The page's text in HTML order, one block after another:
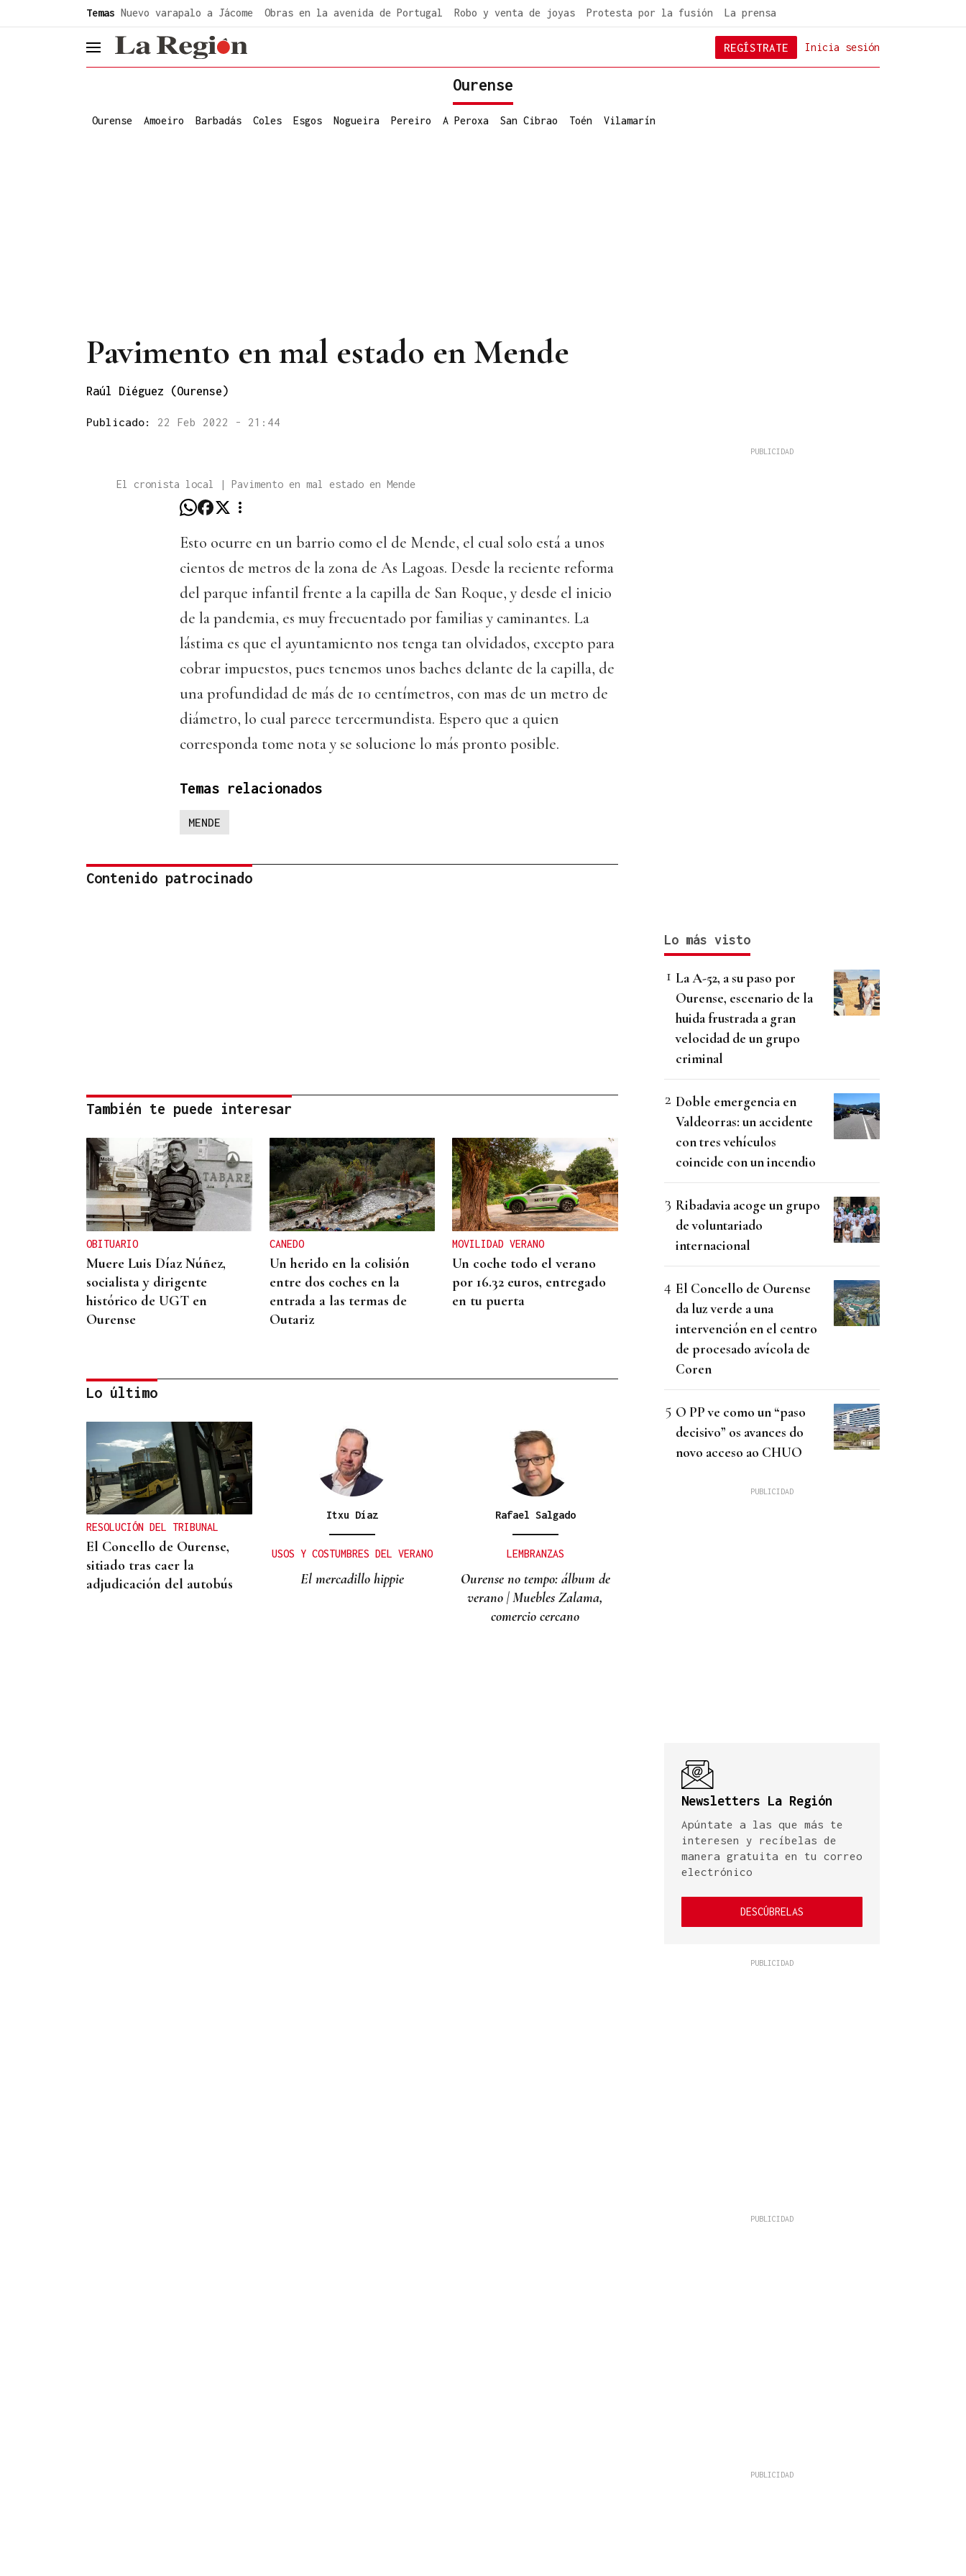
Temas Nuevo varapalo a Jácome Obras en la avenida de Portugal Robo y venta de joyas Protesta por la fusión La prensa
header.menu.open Inicia sesión
REGÍSTRATE
Ourense
Ourense Amoeiro Barbadás Coles Esgos Nogueira Pereiro A Peroxa San Cibrao Toén Vilamarín
Pavimento en mal estado en Mende
Raúl Diéguez (Ourense)
Publicado: 22 Feb 2022 - 21:44
El cronista local | Pavimento en mal estado en Mende
Esto ocurre en un barrio como el de Mende, el cual solo está a unos
cientos de metros de la zona de As Lagoas. Desde la reciente reforma
del parque infantil frente a la capilla de San Roque, y desde el inicio
de la pandemia, es muy frecuentado por familias y caminantes. La
lástima es que el ayuntamiento nos tenga tan olvidados, excepto para
cobrar impuestos, pues tenemos unos baches delante de la capilla, de
una profundidad de más de 10 centímetros, con mas de un metro de
diámetro, lo cual parece tercermundista. Espero que a quien
corresponda tome nota y se solucione lo más pronto posible.
Temas relacionados
MENDE
Contenido patrocinado
También te puede interesar
OBITUARIO
Muere Luis Díaz Núñez,
socialista y dirigente
histórico de UGT en
Ourense
CANEDO
Un herido en la colisión
entre dos coches en la
entrada a las termas de
Outariz
MOVILIDAD VERANO
Un coche todo el verano
por 16.32 euros, entregado
en tu puerta
CONATO EXTINGUIDO
Vídeo | Se desata un
incendio forestal en una
cantera de Untes
Lo último
RESOLUCIÓN DEL TRIBUNAL
El Concello de Ourense,
sitiado tras caer la
adjudicación del autobús
Itxu Díaz
USOS Y COSTUMBRES DEL VERANO
El mercadillo hippie
Rafael Salgado
LEMBRANZAS
Ourense no tempo: álbum de
verano | Muebles Zalama,
comercio cercano
Lo más visto
La A-52, a su paso por
Ourense, escenario de la
huida frustrada a gran
velocidad de un grupo
criminal
Doble emergencia en
Valdeorras: un accidente
con tres vehículos
coincide con un incendio
Ribadavia acoge un grupo
de voluntariado
internacional
El Concello de Ourense
da luz verde a una
intervención en el centro
de procesado avícola de
Coren
O PP ve como un “paso
decisivo” os avances do
novo acceso ao CHUO
Newsletters La Región
Apúntate a las que más te
interesen y recíbelas de
manera gratuita en tu correo
electrónico
DESCÚBRELAS